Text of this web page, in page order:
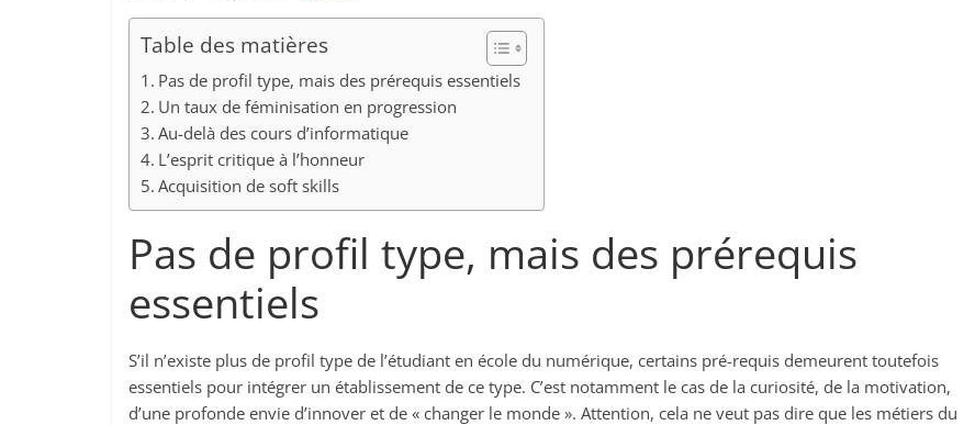
Table des matières
Pas de profil type, mais des prérequis essentiels
Un taux de féminisation en progression
Au-delà des cours d’informatique
L’esprit critique à l’honneur
Acquisition de soft skills
Pas de profil type, mais des prérequis
essentiels
S’il n’existe plus de profil type de l’étudiant en école du numérique, certains pré-requis demeurent toutefois
essentiels pour intégrer un établissement de ce type. C’est notamment le cas de la curiosité, de la motivation,
d’une profonde envie d’innover et de « changer le monde ». Attention, cela ne veut pas dire que les métiers du